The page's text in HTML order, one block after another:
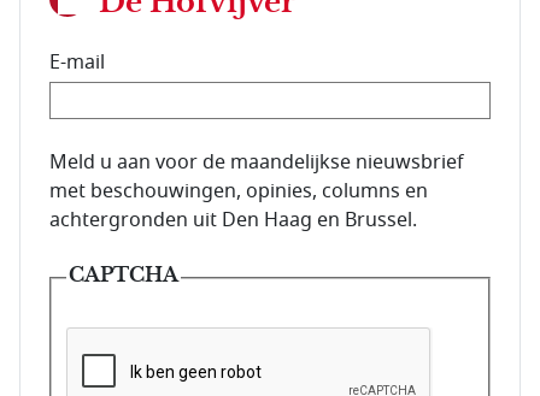
E-mail
E-mailadres van de abonnee.
Meld u aan voor de maandelijkse nieuwsbrief
met beschouwingen, opinies, columns en
achtergronden uit Den Haag en Brussel.
CAPTCHA